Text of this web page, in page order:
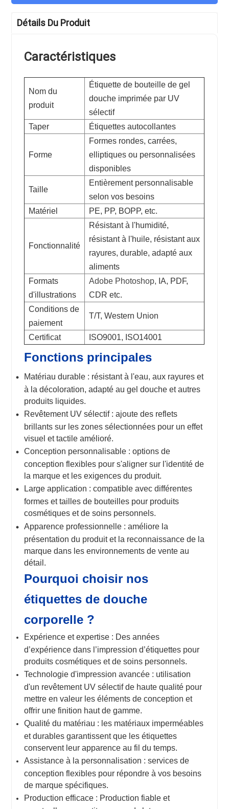
Détails Du Produit
Caractéristiques
Nom du
produit
Étiquette de bouteille de gel
douche imprimée par UV
sélectif
Taper
Étiquettes autocollantes
Forme
Formes rondes, carrées,
elliptiques ou personnalisées
disponibles
Taille
Entièrement personnalisable
selon vos besoins
Matériel
PE, PP, BOPP, etc.
Fonctionnalité
Résistant à l'humidité,
résistant à l'huile, résistant aux
rayures, durable, adapté aux
aliments
Formats
d'illustrations
Adobe Photoshop, IA, PDF,
CDR etc.
Conditions de
paiement
T/T, Western Union
Certificat ISO9001, ISO14001
Fonctions principales
Matériau durable : résistant à l'eau, aux rayures et
à la décoloration, adapté au gel douche et autres
produits liquides.
Revêtement UV sélectif : ajoute des reflets
brillants sur les zones sélectionnées pour un effet
visuel et tactile amélioré.
Conception personnalisable : options de
conception flexibles pour s'aligner sur l'identité de
la marque et les exigences du produit.
Large application : compatible avec différentes
formes et tailles de bouteilles pour produits
cosmétiques et de soins personnels.
Apparence professionnelle : améliore la
présentation du produit et la reconnaissance de la
marque dans les environnements de vente au
détail.
Pourquoi choisir nos
étiquettes de douche
corporelle ?
Expérience et expertise : Des années
d’expérience dans l’impression d’étiquettes pour
produits cosmétiques et de soins personnels.
Technologie d'impression avancée : utilisation
d'un revêtement UV sélectif de haute qualité pour
mettre en valeur les éléments de conception et
offrir une finition haut de gamme.
Qualité du matériau : les matériaux imperméables
et durables garantissent que les étiquettes
conservent leur apparence au fil du temps.
Assistance à la personnalisation : services de
conception flexibles pour répondre à vos besoins
de marque spécifiques.
Production efficace : Production fiable et